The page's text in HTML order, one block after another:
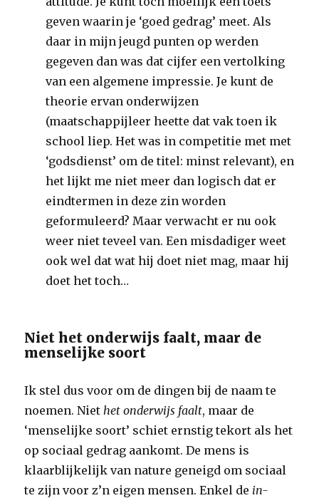
geven waarin je ‘goed gedrag’ meet. Als
daar in mijn jeugd punten op werden
gegeven dan was dat cijfer een vertolking
van een algemene impressie. Je kunt de
theorie ervan onderwijzen
(maatschappijleer heette dat vak toen ik
school liep. Het was in competitie met met
‘godsdienst’ om de titel: minst relevant), en
het lijkt me niet meer dan logisch dat er
eindtermen in deze zin worden
geformuleerd? Maar verwacht er nu ook
weer niet teveel van. Een misdadiger weet
ook wel dat wat hij doet niet mag, maar hij
doet het toch…
Niet het onderwijs faalt, maar de
menselijke soort
Ik stel dus voor om de dingen bij de naam te
noemen. Niethet onderwijs faalt, maar de
‘menselijke soort’ schiet ernstig tekort als het
op sociaal gedrag aankomt. De mens is
klaarblijkelijk van nature geneigd om sociaal
te zijn voor z’n eigen mensen. Enkel de in-